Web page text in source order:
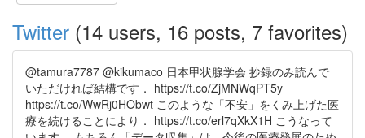
Twitter (14 users, 16 posts, 7 favorites)
@tamura7787 @kikumaco 日本甲状腺学会 抄録のみ読んで
いただければ結構です． https://t.co/ZjMNWqPT5y
https://t.co/WwRj0HObwt このような「不安」をくみ上げた医
療を続けることにより． https://t.co/erl7qXkX1H こうなって